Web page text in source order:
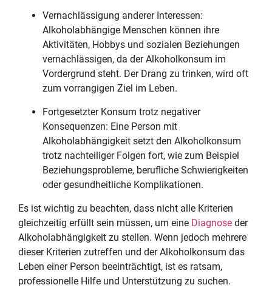
Vernachlässigung anderer Interessen:
Alkoholabhängige Menschen können ihre
Aktivitäten, Hobbys und sozialen Beziehungen
vernachlässigen, da der Alkoholkonsum im
Vordergrund steht. Der Drang zu trinken, wird oft
zum vorrangigen Ziel im Leben.
Fortgesetzter Konsum trotz negativer
Konsequenzen: Eine Person mit
Alkoholabhängigkeit setzt den Alkoholkonsum
trotz nachteiliger Folgen fort, wie zum Beispiel
Beziehungsprobleme, berufliche Schwierigkeiten
oder gesundheitliche Komplikationen.
Es ist wichtig zu beachten, dass nicht alle Kriterien
gleichzeitig erfüllt sein müssen, um eine Diagnose der
Alkoholabhängigkeit zu stellen. Wenn jedoch mehrere
dieser Kriterien zutreffen und der Alkoholkonsum das
Leben einer Person beeinträchtigt, ist es ratsam,
professionelle Hilfe und Unterstützung zu suchen.